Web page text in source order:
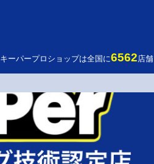
キーパープロショップは全国に6562店舗